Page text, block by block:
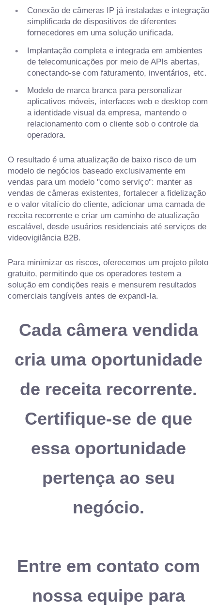
Conexão de câmeras IP já instaladas e integração
simplificada de dispositivos de diferentes
fornecedores em uma solução unificada.
Implantação completa e integrada em ambientes
de telecomunicações por meio de APIs abertas,
conectando-se com faturamento, inventários, etc.
Modelo de marca branca para personalizar
aplicativos móveis, interfaces web e desktop com
a identidade visual da empresa, mantendo o
relacionamento com o cliente sob o controle da
operadora.
O resultado é uma atualização de baixo risco de um
modelo de negócios baseado exclusivamente em
vendas para um modelo "como serviço": manter as
vendas de câmeras existentes, fortalecer a fidelização
e o valor vitalício do cliente, adicionar uma camada de
receita recorrente e criar um caminho de atualização
escalável, desde usuários residenciais até serviços de
videovigilância B2B.
Para minimizar os riscos, oferecemos um projeto piloto
gratuito, permitindo que os operadores testem a
solução em condições reais e mensurem resultados
comerciais tangíveis antes de expandi-la.
Cada câmera vendida
cria uma oportunidade
de receita recorrente.
Certifique-se de que
essa oportunidade
pertença ao seu
negócio.
Entre em contato com
nossa equipe para